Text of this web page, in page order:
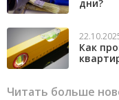
дни?
Как
Читать больше